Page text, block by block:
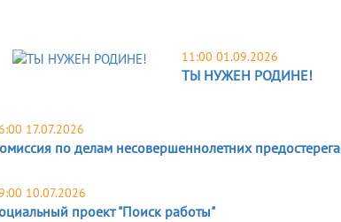
11:00 01.09.2026
ТЫ НУЖЕН РОДИНЕ!
17.07.2026
по делам несовершеннолетних
10.07.2026
проект "Поиск работы"